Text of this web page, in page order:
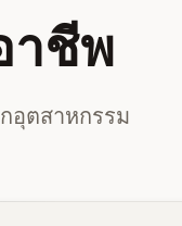
าชีพ
อุตสาหกรรม